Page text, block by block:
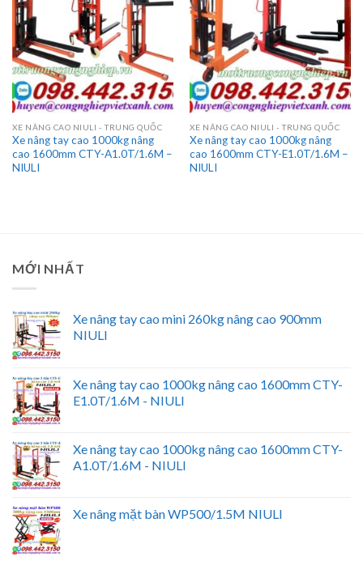
XE NÂNG CAO NIULI - TRUNG QUỐC
Xe nâng tay cao 1000kg nâng
cao 1600mm CTY-A1.0T/1.6M –
NIULI
XE NÂNG CAO NIULI - TRUNG QUỐC
Xe nâng tay cao 1000kg nâng
cao 1600mm CTY-E1.0T/1.6M –
NIULI
MỚI NHẤT
Xe nâng tay cao mini 260kg nâng cao 900mm
NIULI
Xe nâng tay cao 1000kg nâng cao 1600mm CTY-
E1.0T/1.6M - NIULI
Xe nâng tay cao 1000kg nâng cao 1600mm CTY-
A1.0T/1.6M - NIULI
Xe nâng mặt bàn WP500/1.5M NIULI